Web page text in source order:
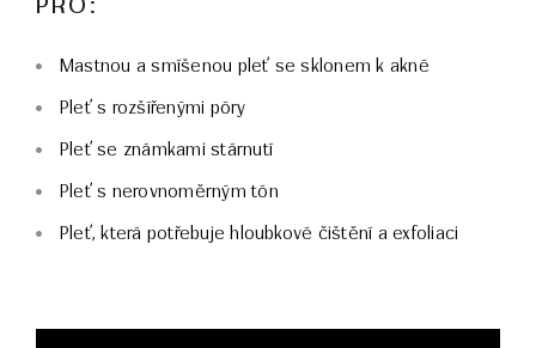
Mastnou a smíšenou pleť se sklonem k akné
Pleť s rozšířenými póry
Pleť se známkami stárnutí
Pleť s nerovnoměrným tón
Pleť, která potřebuje hloubkové čištění a exfoliaci